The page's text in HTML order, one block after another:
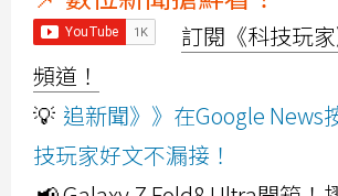
訂閱《科技玩
頻道！
💡 追新聞》》在Google News
技玩家好文不漏接！